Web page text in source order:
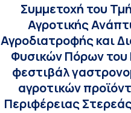
Συμμετοχή του
Αγροτικής
Αγροδιατροφής και
Φυσικών Πόρων
φεστιβάλ
αγροτικών
Περιφέρειας